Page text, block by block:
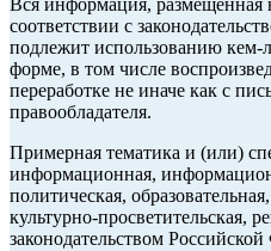
Вся информация, размещенная
соответствии с
подлежит использованию
форме, в том числе
переработке не иначе как с
правообладателя.
Примерная тематика и (или)
информационная,
политическая,
культурно-просветительская,
законодательством